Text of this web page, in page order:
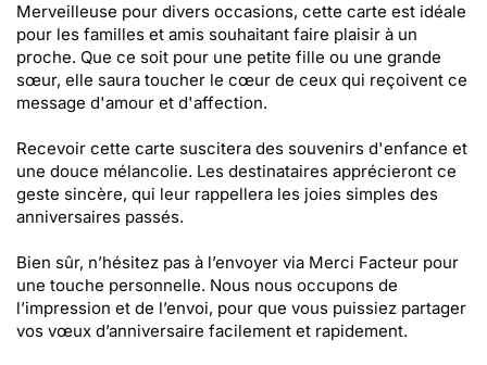
Merveilleuse pour divers occasions, cette carte est idéale
pour les familles et amis souhaitant faire plaisir à un
proche. Que ce soit pour une petite fille ou une grande
sœur, elle saura toucher le cœur de ceux qui reçoivent ce
message d'amour et d'affection.
Recevoir cette carte suscitera des souvenirs d'enfance et
une douce mélancolie. Les destinataires apprécieront ce
geste sincère, qui leur rappellera les joies simples des
anniversaires passés.
Bien sûr, n’hésitez pas à l’envoyer via Merci Facteur pour
une touche personnelle. Nous nous occupons de
l’impression et de l’envoi, pour que vous puissiez partager
vos vœux d’anniversaire facilement et rapidement.